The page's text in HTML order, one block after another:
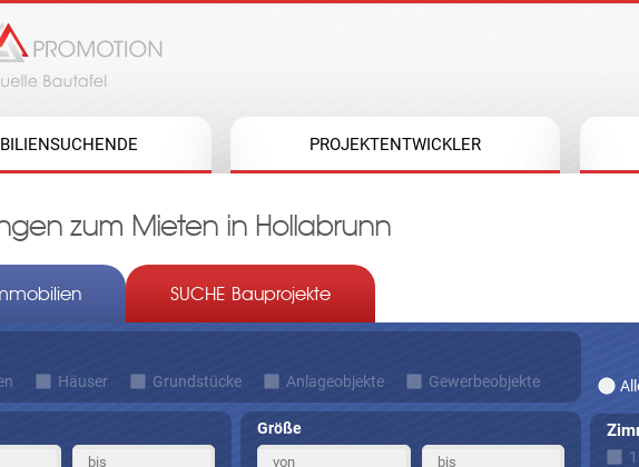
PROJEKTENTWICKLER
zum Mieten in Hollabrunn
SUCHE Bauprojekte
Häuser Grundstücke Anlageobjekte Gewerbeobjekte
Größe
1